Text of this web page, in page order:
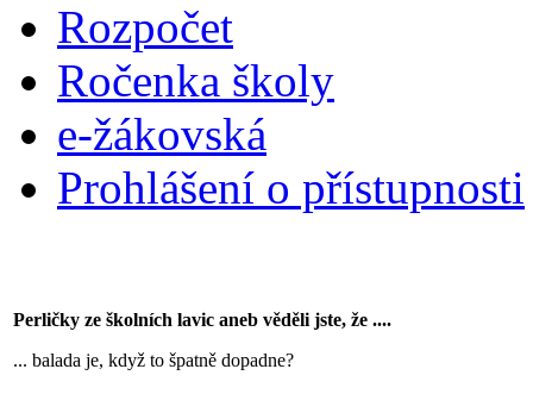
Rozpočet
Ročenka školy
e-žákovská
Prohlášení o přístupnosti
Perličky ze školních lavic aneb věděli jste, že ....
... balada je, když to špatně dopadne?